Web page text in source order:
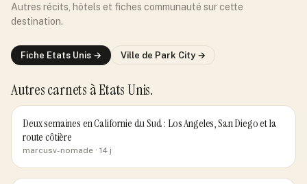
Autres récits, hôtels et fiches communauté sur cette
destination.
Fiche Etats Unis → Ville de Park City→
Autres carnets à Etats Unis.
Deux semaines en Californie du Sud : Los Angeles, San Diego et la
route côtière
marcusv-nomade · 14 j